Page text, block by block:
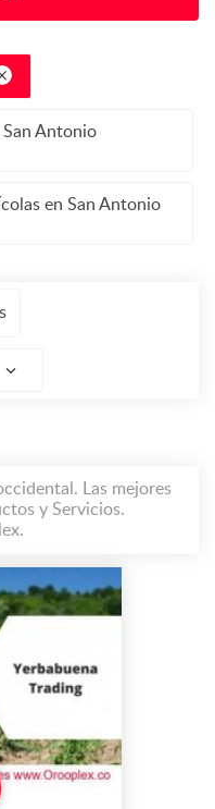
San Antonio
en San Antonio
Las mejores
y Servicios.